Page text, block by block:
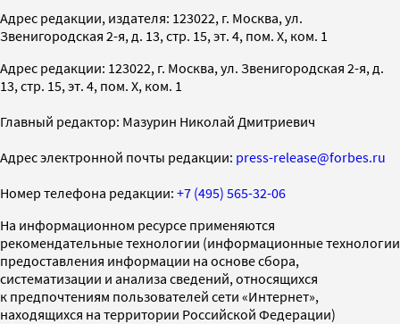
Адрес редакции, издателя: 123022, г. Москва, ул.
Звенигородская 2-я, д. 13, стр. 15, эт. 4, пом. X, ком. 1
Адрес редакции: 123022, г. Москва, ул. Звенигородская 2-я, д.
13, стр. 15, эт. 4, пом. X, ком. 1
Главный редактор: Мазурин Николай Дмитриевич
Адрес электронной почты редакции: press-release@forbes.ru
Номер телефона редакции: +7 (495) 565-32-06
На информационном ресурсе применяются
рекомендательные технологии (информационные технологии
предоставления информации на основе сбора,
систематизации и анализа сведений, относящихся
к предпочтениям пользователей сети «Интернет»,
находящихся на территории Российской Федерации)